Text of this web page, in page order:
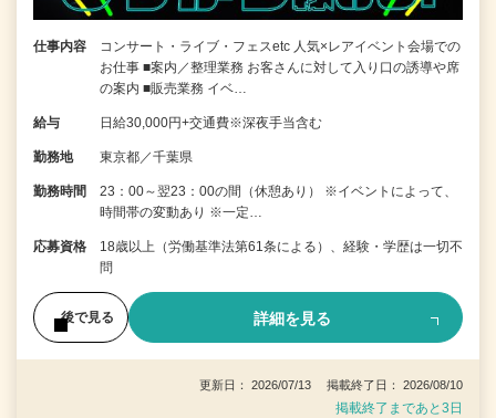
仕事内容
コンサート・ライブ・フェスetc 人気×レアイベント会場での
お仕事 ■案内／整理業務 お客さんに対して入り口の誘導や席
の案内 ■販売業務 イベ…
給与 日給30,000円+交通費※深夜手当含む
勤務地 東京都／千葉県
勤務時間
23：00～翌23：00の間（休憩あり） ※イベントによって、
時間帯の変動あり ※一定…
応募資格
18歳以上（労働基準法第61条による）、経験・学歴は一切不
問
後で見る 詳細を見る
更新日： 2026/07/13 掲載終了日： 2026/08/10
掲載終了まであと3日